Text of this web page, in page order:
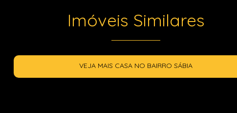
Imóveis Similares
VEJA MAIS CASA NO BAIRRO SÁBIA